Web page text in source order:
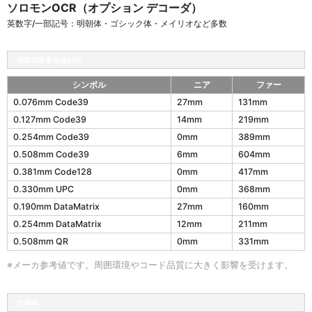
ソロモンOCR（オプション デコーダ）
英数字/一部記号：明朝体・ゴシック体・メイリオなど多数
9
g
の
読
取
深
度
参
考
値
(
シンボル ニア
ファー
0.076mm Code39
27mm
131mm
0.127mm Code39
14mm
219mm
0.254mm Code39
0mm
389mm
0.508mm Code39
6mm
604mm
0.381mm Code128
0mm
417mm
0.330mm UPC
0mm
368mm
0.190mm DataMatrix
27mm
160mm
0.254mm DataMatrix
12mm
211mm
0.508mm QR
0mm 331mm
※メーカ参考値です。周囲環境やコード品質に大きく影響を受けます。